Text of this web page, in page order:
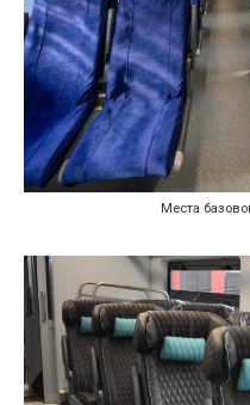
Места